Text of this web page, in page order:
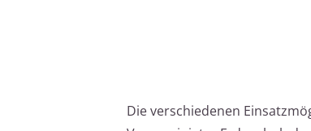
Die verschiedenen